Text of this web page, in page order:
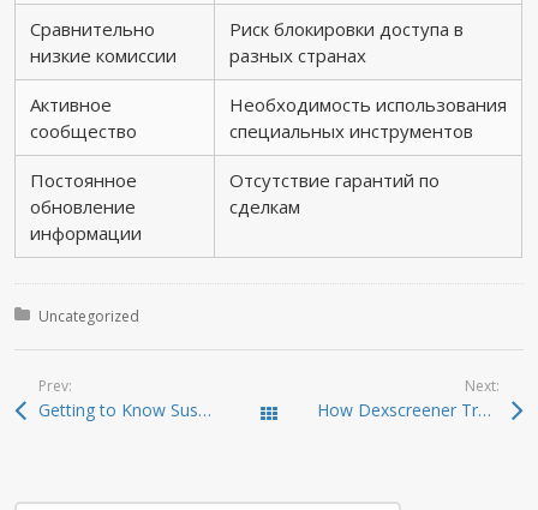
Сравнительно
низкие комиссии
Риск блокировки доступа в
разных странах
Активное
сообщество
Необходимость использования
специальных инструментов
Постоянное
обновление
информации
Отсутствие гарантий по
сделкам
Posted in:
Uncategorized
Prev:
Getting to Know Sushiswap: Your DEX Advantage Todas las entradas
Next:
How Dexscreener Transforms DEX Trading Efficiency